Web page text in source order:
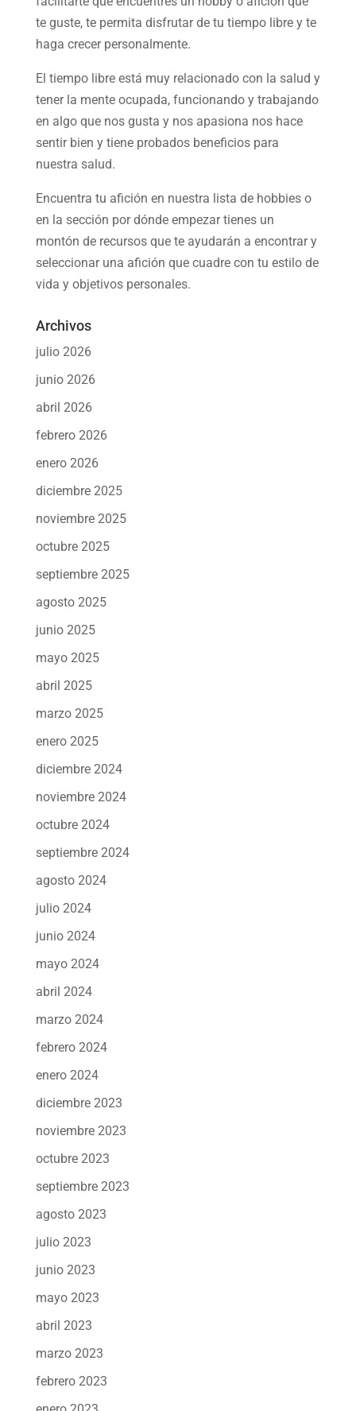
te guste, te permita disfrutar de tu tiempo libre y te
haga crecer personalmente.
El tiempo libre está muy relacionado con la salud y
tener la mente ocupada, funcionando y trabajando
en algo que nos gusta y nos apasiona nos hace
sentir bien y tiene probados beneficios para
nuestra salud.
Encuentra tu afición en nuestra lista de hobbieso
en la sección por dónde empezar tienes un
montón de recursos que te ayudarán a encontrar y
seleccionar una afición que cuadre con tu estilo de
vida y objetivos personales.
Archivos
julio 2026
junio 2026
abril 2026
febrero 2026
enero 2026
diciembre 2025
noviembre 2025
octubre 2025
septiembre 2025
agosto 2025
junio 2025
mayo 2025
abril 2025
marzo 2025
enero 2025
diciembre 2024
noviembre 2024
octubre 2024
septiembre 2024
agosto 2024
julio 2024
junio 2024
mayo 2024
abril 2024
marzo 2024
febrero 2024
enero 2024
diciembre 2023
noviembre 2023
octubre 2023
septiembre 2023
agosto 2023
julio 2023
junio 2023
mayo 2023
abril 2023
marzo 2023
febrero 2023